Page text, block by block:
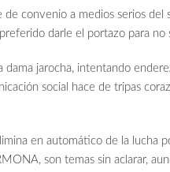
de convenio a medios serios
darle el portazo para no
dama jarocha, intentando
social hace de tripas
en automático de la lucha
son temas sin aclarar,